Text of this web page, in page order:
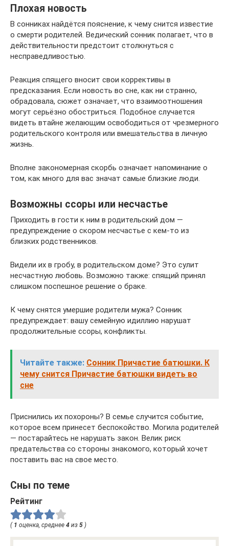
Плохая новость
В сонниках найдётся пояснение, к чему снится известие
о смерти родителей. Ведический сонник полагает, что в
действительности предстоит столкнуться с
несправедливостью.
Реакция спящего вносит свои коррективы в
предсказания. Если новость во сне, как ни странно,
обрадовала, сюжет означает, что взаимоотношения
могут серьёзно обостриться. Подобное случается
видеть втайне желающим освободиться от чрезмерного
родительского контроля или вмешательства в личную
жизнь.
Вполне закономерная скорбь означает напоминание о
том, как много для вас значат самые близкие люди.
Возможны ссоры или несчастье
Приходить в гости к ним в родительский дом —
предупреждение о скором несчастье с кем-то из
близких родственников.
Видели их в гробу, в родительском доме? Это сулит
несчастную любовь. Возможно также: спящий принял
слишком поспешное решение о браке.
К чему снятся умершие родители мужа? Сонник
предупреждает: вашу семейную идиллию нарушат
продолжительные ссоры, конфликты.
Читайте также: Сонник Причастие батюшки. К
чему снится Причастие батюшки видеть во
сне
Приснились их похороны? В семье случится событие,
которое всем принесет беспокойство. Могила родителей
— постарайтесь не нарушать закон. Велик риск
предательства со стороны знакомого, который хочет
поставить вас на свое место.
Сны по теме
Рейтинг
( 1 оценка, среднее 4 из 5 )